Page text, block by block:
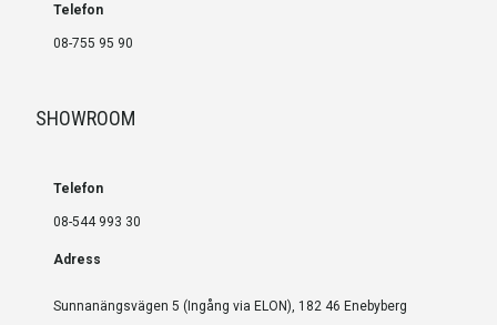
Telefon
08-755 95 90
SHOWROOM
Telefon
08-544 993 30
Adress
Sunnanängsvägen 5 (Ingång via ELON), 182 46 Enebyberg